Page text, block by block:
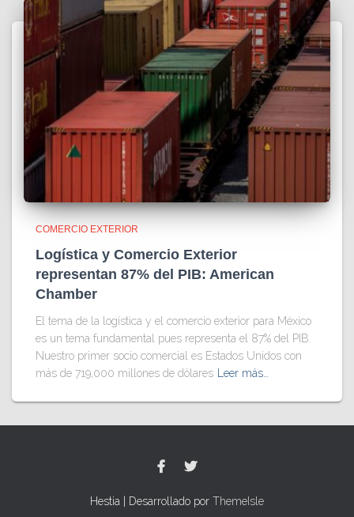
COMERCIO EXTERIOR
Logística y Comercio Exterior
representan 87% del PIB: American
Chamber
El tema de la logística y el comercio exterior para México
es un tema fundamental pues representa el 87% del PIB.
Nuestro primer socio comercial es Estados Unidos con
más de 719,000 millones de dólares
Leer más…
Hestia | Desarrollado por ThemeIsle